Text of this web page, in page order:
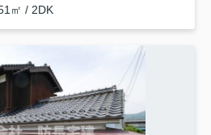
㎡ / 2DK